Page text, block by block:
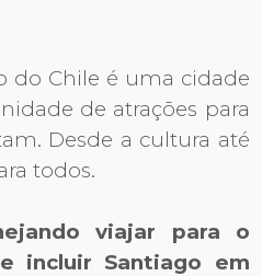
do Chile é uma cidade
de atrações para
Desde a cultura até
todos.
viajar para o
incluir Santiago em